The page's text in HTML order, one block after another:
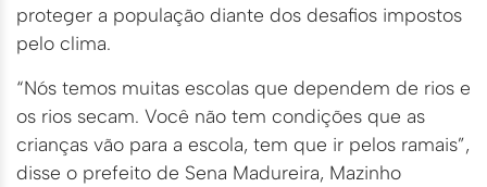
proteger a população diante dos desafios impostos
pelo clima.
“Nós temos muitas escolas que dependem de rios e
os rios secam. Você não tem condições que as
crianças vão para a escola, tem que ir pelos ramais”,
disse o prefeito de Sena Madureira, Mazinho